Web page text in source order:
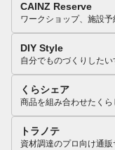
CAINZ Reserve
ワークショップ、施設
DIY Style
自分でものづくりした
くらシェア
商品を組み合わせたく
トラノテ
資材調達のプロ向け通販